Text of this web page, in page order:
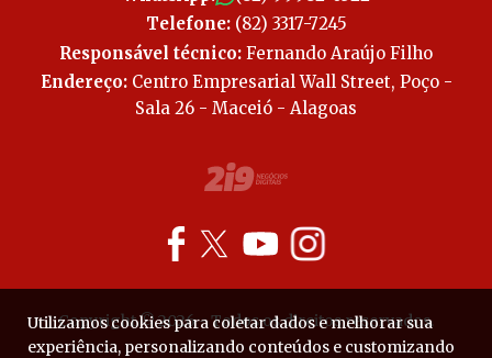
Telefone:(82) 3317-7245
Responsável técnico: Fernando Araújo Filho
Endereço:Centro Empresarial Wall Street, Poço -
Sala 26 - Maceió - Alagoas
Copyright © 2026 - Todos os direitos reservados.
Utilizamos cookies para coletar dados e melhorar sua
experiência, personalizando conteúdos e customizando